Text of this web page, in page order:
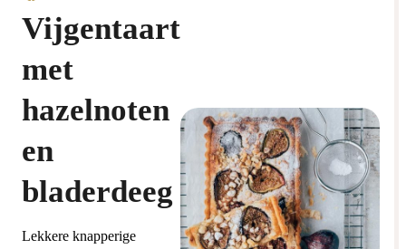
Vijgentaart
met
hazelnoten
en
bladerdeeg
Lekkere knapperige